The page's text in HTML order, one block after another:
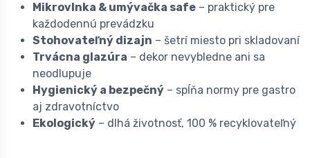
Mikrovlnka & umývačka safe – praktický pre
každodennú prevádzku
Stohovateľný dizajn – šetrí miesto pri skladovaní
Trvácna glazúra – dekor nevybledne ani sa
neodlupuje
Hygienický a bezpečný – spĺňa normy pre gastro
aj zdravotníctvo
Ekologický – dlhá životnosť, 100 % recyklovateľný